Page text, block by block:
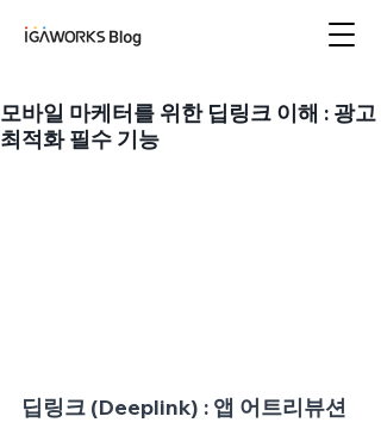
모바일 마케터를 위한 딥링크 이해 : 광고
최적화 필수 기능
딥링크 (Deeplink) : 앱 어트리뷰션